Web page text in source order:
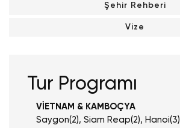
Şehir Rehberi
Vize
Tur Programı
VİETNAM & KAMBOÇYA
Saygon(2), Siam Reap(2), Hanoi(3)